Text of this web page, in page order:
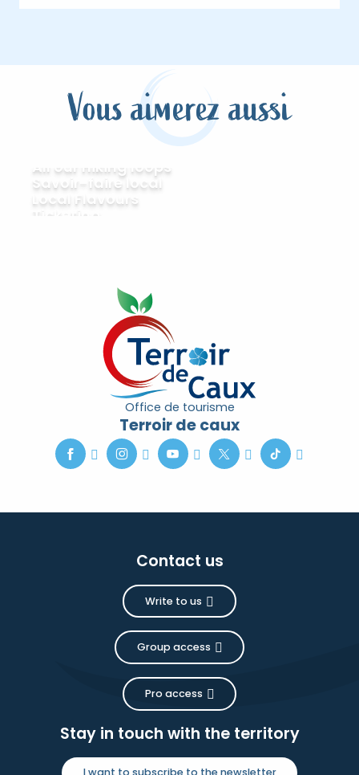
Vous aimerez aussi
All our hiking loops
Savoir-faire local
Local Flavours
Office de tourisme
Terroir de caux
Contact us
Write to us
Group access
Pro access
Stay in touch with the territory